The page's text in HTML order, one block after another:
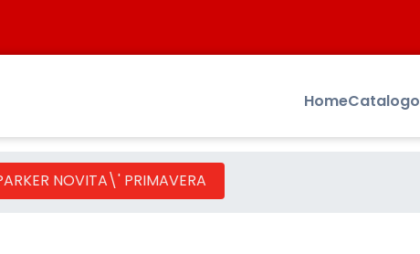
- Categoria - Sistersbo
HomeCatalogo
NOVITA\' PRIMAVERA